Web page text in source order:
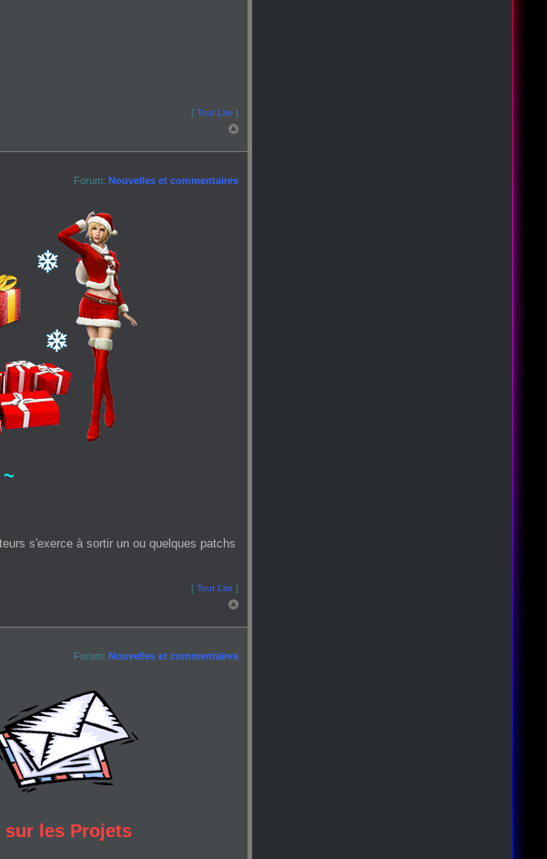
[ Tout Lire ]
Forum: Nouvelles et commentaires
s'exerce à sortir un ou quelques patchs
[ Tout Lire ]
Forum: Nouvelles et commentaires
sur les Projets